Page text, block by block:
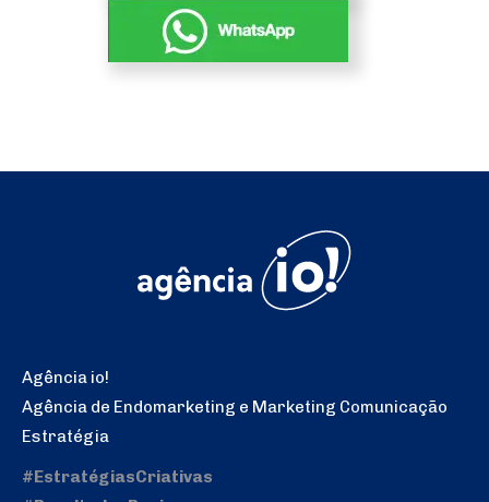
Agência io!
Agência de Endomarketing e Marketing Comunicação
Estratégia
#EstratégiasCriativas